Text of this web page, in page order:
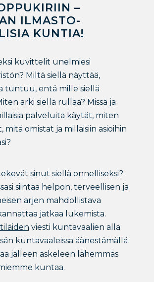
–
ILMASTO-
KUNTIA!
kuvittelit unelmiesi
Miltä siellä näyttää,
tuntuu, entä mille siellä
arki siellä rullaa? Missä ja
palveluita käytät, miten
mitä omistat ja millaisiin asioihin
sinut siellä onnelliseksi?
siintää helpon, terveellisen ja
arjen mahdollistava
jatkaa lukemista.
viesti kuntavaalien alla
kuntavaaleissa äänestämällä
jälleen askeleen lähemmäs
kuntaa.